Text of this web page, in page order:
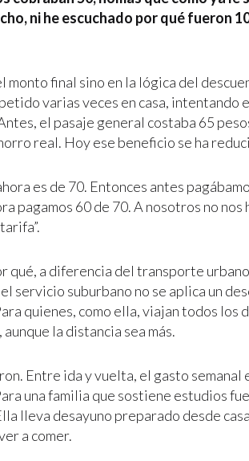
ni he escuchado por qué fueron
monto final sino en la lógica del
varias veces en casa, intentando
el pasaje general costaba 65
real. Hoy ese beneficio se ha
es de 70. Entonces antes
pagamos 60 de 70. A nosotros no nos
qué, a diferencia del transporte
servicio suburbano no se aplica un
quienes, como ella, viajan todos los
la distancia sea más.
Entre ida y vuelta, el gasto
una familia que sostiene estudios
lleva desayuno preparado desde
a comer.